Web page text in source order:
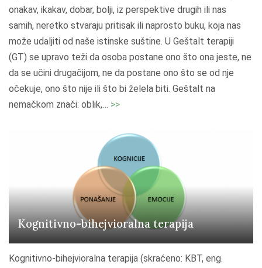
onakav, ikakav, dobar, bolji, iz perspektive drugih ili nas
samih, neretko stvaraju pritisak ili naprosto buku, koja nas
može udaljiti od naše istinske suštine. U Geštalt terapiji
(GT) se upravo teži da osoba postane ono što ona jeste, ne
da se učini drugačijom, ne da postane ono što se od nje
očekuje, ono što nije ili što bi želela biti. Geštalt na
nemačkom znači: oblik,… >>"
e
t
l
p
s
i
Kognitivno-bihejvioralna terapija
Kognitivno-bihejvioralna terapija (skraćeno: KBT, eng.